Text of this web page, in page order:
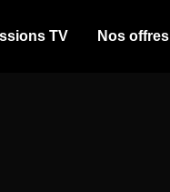
TV Nos offres